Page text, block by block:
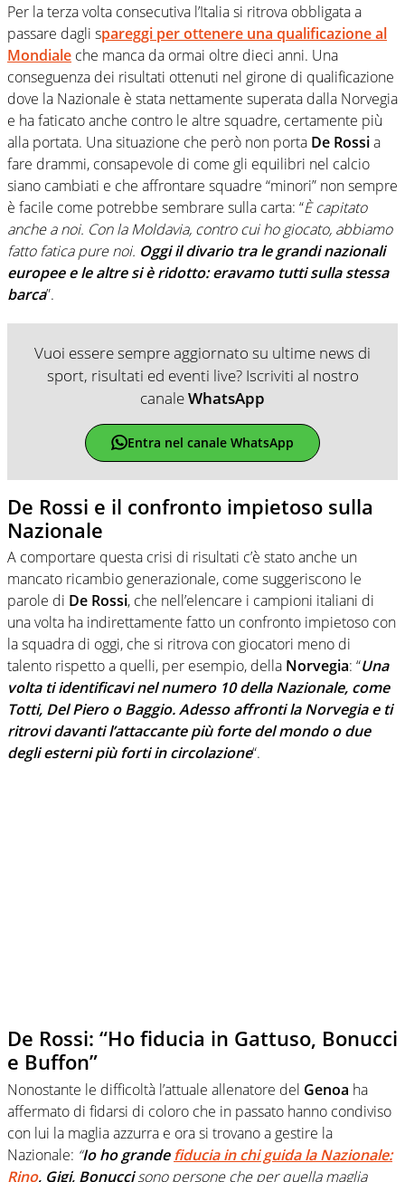
Per la terza volta consecutiva l’Italia si ritrova obbligata a
passare dagli spareggi per ottenere una qualificazione al
Mondiale che manca da ormai oltre dieci anni. Una
conseguenza dei risultati ottenuti nel girone di qualificazione
dove la Nazionale è stata nettamente superata dalla Norvegia
e ha faticato anche contro le altre squadre, certamente più
alla portata. Una situazione che però non porta De Rossia
fare drammi, consapevole di come gli equilibri nel calcio
siano cambiati e che affrontare squadre “minori” non sempre
è facile come potrebbe sembrare sulla carta: “È capitato
anche a noi. Con la Moldavia, contro cui ho giocato, abbiamo
fatto fatica pure noi. Oggi il divario tra le grandi nazionali
europee e le altre si è ridotto: eravamo tutti sulla stessa
barca”.
Vuoi essere sempre aggiornato su ultime news di
sport, risultati ed eventi live? Iscriviti al nostro
canaleWhatsApp
Entra nel canale WhatsApp
De Rossi e il confronto impietoso sulla
Nazionale
A comportare questa crisi di risultati c’è stato anche un
mancato ricambio generazionale, come suggeriscono le
parole di De Rossi, che nell’elencare i campioni italiani di
una volta ha indirettamente fatto un confronto impietoso con
la squadra di oggi, che si ritrova con giocatori meno di
talento rispetto a quelli, per esempio, della Norvegia: “Una
volta ti identificavi nel numero 10 della Nazionale, come
Totti, Del Piero o Baggio. Adesso affronti la Norvegia e ti
ritrovi davanti l’attaccante più forte del mondo o due
degli esterni più forti in circolazione“.
De Rossi: “Ho fiducia in Gattuso, Bonucci
e Buffon”
Nonostante le difficoltà l’attuale allenatore del Genoa ha
affermato di fidarsi di coloro che in passato hanno condiviso
con lui la maglia azzurra e ora si trovano a gestire la
Nazionale: “Io ho grandefiducia in chi guida la Nazionale:
Rino, Gigi, Bonuccisono persone che per quella maglia